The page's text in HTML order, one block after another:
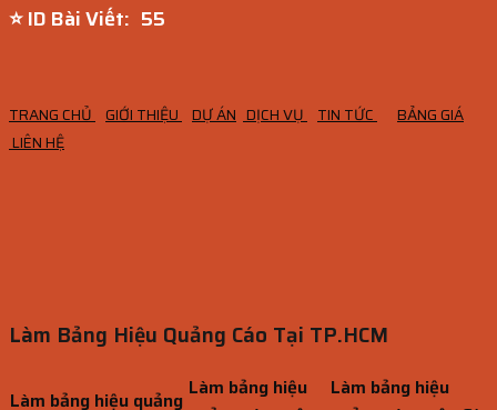
⭐ ID Bài Viết: 54
TRANG CHỦ GIỚI THIỆU DỰ ÁN DỊCH VỤ TIN TỨC
BẢNG GIÁ
LIÊN HỆ
Làm Bảng Hiệu Quảng Cáo Tại TP.HCM
Làm bảng hiệu quảng Làm bảng hiệu
Làm bảng hiệu